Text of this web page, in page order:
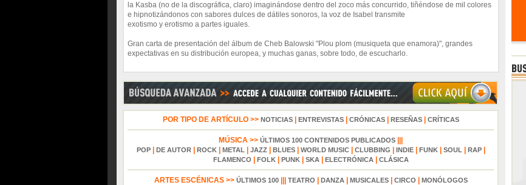
la Kasba (no de la discográfica, claro) imaginándose dentro del zoco más concurrido, tiñéndose de mil colores
e hipnotizándonos con sabores dulces de dátiles sonoros, la voz de Isabel transmite
exotismo y erotismo a partes iguales.
Gran carta de presentación del álbum de Cheb Balowski "Plou plom (musiqueta que enamora)", grandes
expectativas en su distribución europea, y muchas ganas, sobre todo, de escucharlo.
POR TIPO DE ARTÍCULO >> NOTICIAS| ENTREVISTAS| CRÓNICAS| RESEÑAS| CRÍTICAS
MÚSICA >> ÚLTIMOS 100 CONTENIDOS PUBLICADOS
POP| DE AUTOR| ROCK| METAL| JAZZ| BLUES| WORLD MUSIC| CLUBBING INDIE| FUNK| SOUL| RAP|
FLAMENCO FOLK| PUNK| SKA| ELECTRÓNICA| CLÁSICA
ARTES ESCÉNICAS >> ÚLTIMOS 100||| TEATRO DANZA| MUSICALES| CIRCO MONÓLOGOS